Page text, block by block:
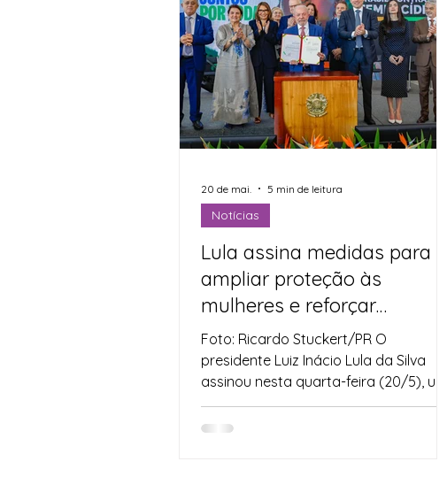
Saúde Projetos de Lei
Indicação Água
Agricultura Familiar
Direitos Humanos Esporte
Lula assina medidas para
ampliar proteção às
mulheres e reforçar
segurança digital no Brasil
Foto: Ricardo Stuckert/PR O
presidente Luiz Inácio Lula da Silva
assinou nesta quarta-feira (20/5), um
conjunto de Projetos de Lei e decretos
voltados à ampliação da proteção
Notícias
20 de mai. 5 min de leitura